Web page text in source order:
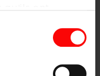
modifier
politique
en